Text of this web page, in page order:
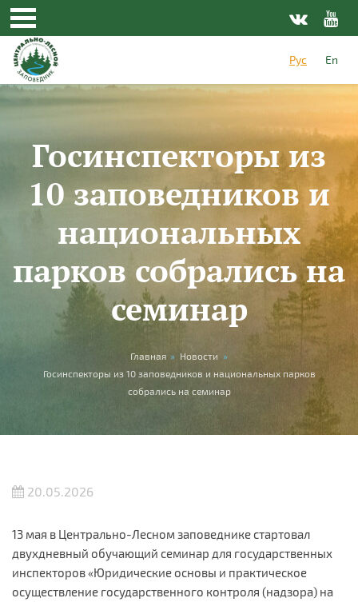
Перейти к основному содержанию
Рус
En
Госинспекторы из
10 заповедников и
национальных
парков собрались на
семинар
Вы здесь Главная » Новости »
Госинспекторы из 10 заповедников и национальных парков
собрались на семинар
20.05.2026
13 мая в Центрально-Лесном заповеднике стартовал
двухдневный обучающий семинар для государственных
инспекторов «Юридические основы и практическое
осуществление государственного контроля (надзора) на